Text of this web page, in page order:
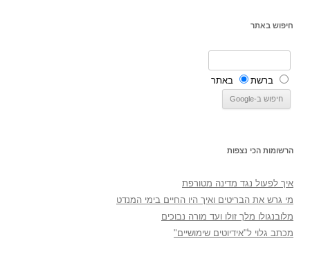
חיפוש באתר
ברשת באתר
הרשומות הכי נצפות
איך לפעול נגד מדינה מטורפת
מי גרש את הבריטים ואיך היו החיים בימי המנדט
מלובנגולו מלך זולו ועד מורה נבוכים
מכתב גלוי ל"אידיוטים שימושיים"